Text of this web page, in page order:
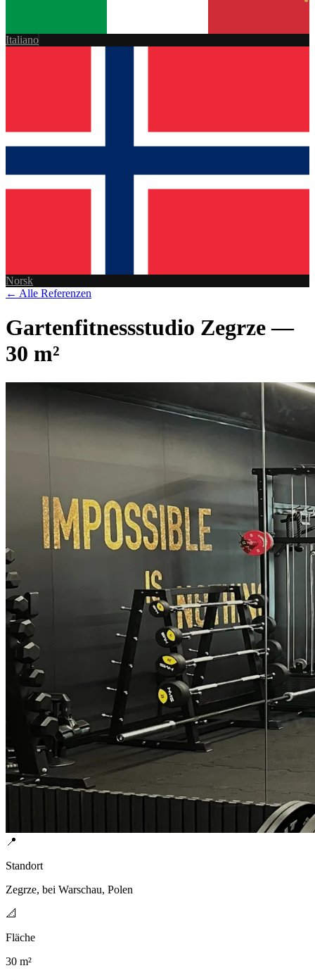
Italiano
Norsk
← Alle Referenzen
Gartenfitnessstudio Zegrze —
30 m²
📍
Standort
Zegrze, bei Warschau, Polen
📐
Fläche
30 m²